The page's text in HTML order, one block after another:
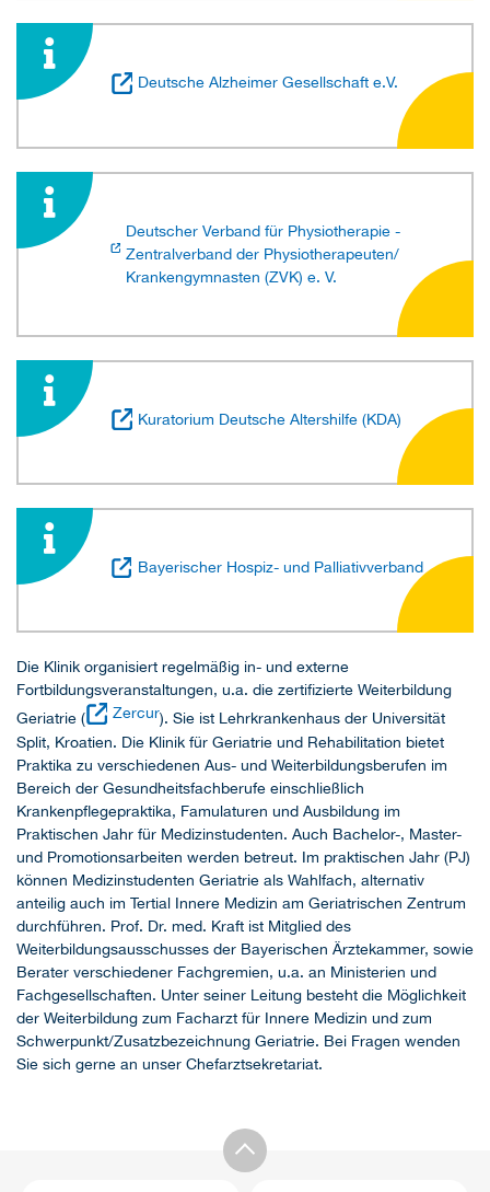
Deutsche Alzheimer Gesellschaft e.V.
Deutscher Verband für Physiotherapie -
Zentralverband der Physiotherapeuten/
Krankengymnasten (ZVK) e. V.
Kuratorium Deutsche Altershilfe (KDA)
Bayerischer Hospiz- und Palliativverband
Die Klinik organisiert regelmäßig in- und externe
Fortbildungsveranstaltungen, u.a. die zertifizierte Weiterbildung
Geriatrie (
Zercur). Sie ist Lehrkrankenhaus der Universität
Split, Kroatien. Die Klinik für Geriatrie und Rehabilitation bietet
Praktika zu verschiedenen Aus- und Weiterbildungsberufen im
Bereich der Gesundheitsfachberufe einschließlich
Krankenpflegepraktika, Famulaturen und Ausbildung im
Praktischen Jahr für Medizinstudenten. Auch Bachelor-, Master-
und Promotionsarbeiten werden betreut. Im praktischen Jahr (PJ)
können Medizinstudenten Geriatrie als Wahlfach, alternativ
anteilig auch im Tertial Innere Medizin am Geriatrischen Zentrum
durchführen. Prof. Dr. med. Kraft ist Mitglied des
Weiterbildungsausschusses der Bayerischen Ärztekammer, sowie
Berater verschiedener Fachgremien, u.a. an Ministerien und
Fachgesellschaften. Unter seiner Leitung besteht die Möglichkeit
der Weiterbildung zum Facharzt für Innere Medizin und zum
Schwerpunkt/Zusatzbezeichnung Geriatrie. Bei Fragen wenden
Sie sich gerne an unser Chefarztsekretariat.